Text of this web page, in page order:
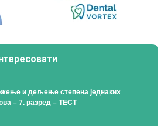
и дељење степена једнаких
– 7. разред – ТЕСТ